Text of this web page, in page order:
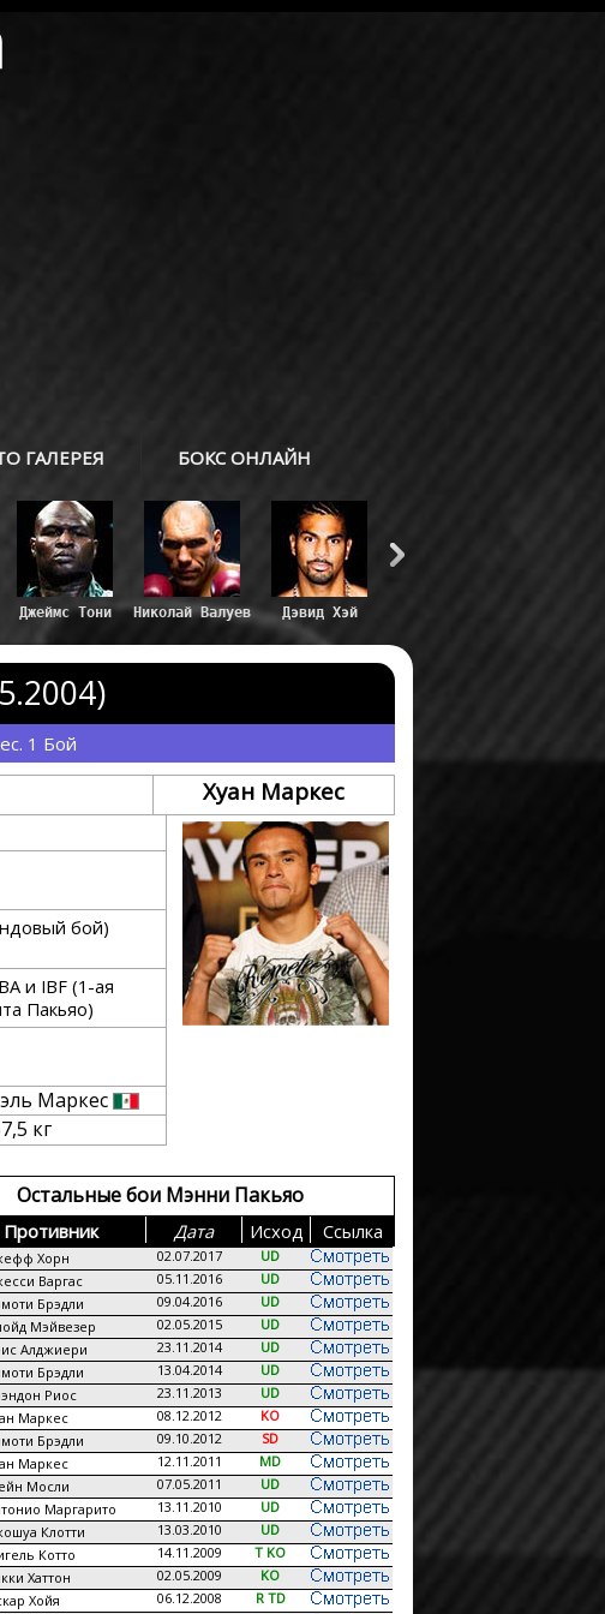
ГАЛЕРЕЯ БОКС ОНЛАЙН
Джеймс Тони Николай Валуев Дэвид Хэй
1 Бой
Хуан Маркес
бой)
и IBF (1-ая
Пакьяо)
Маркес
кг
Остальные бои Мэнни Пакьяо
Противник Дата Исход Сcылка
Хорн 02.07.2017
UD
Варгас 05.11.2016
UD
Брэдли 09.04.2016
UD
Мэйвезер 02.05.2015
UD
Алджиери 23.11.2014
UD
Брэдли 13.04.2014
UD
Риос 23.11.2013
UD
Маркеc 08.12.2012
KO
Брэдли 09.10.2012
SD
Маркес 12.11.2011
MD
Мосли 07.05.2011
UD
Маргарито 13.11.2010
UD
Клотти 13.03.2010
UD
Котто 14.11.2009
T KO
Хаттон 02.05.2009
KO
Хойя 06.12.2008
R TD